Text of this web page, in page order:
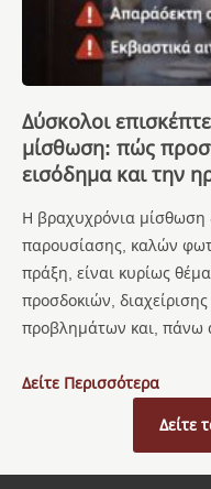
Δύσκολοι
μίσθωση: πώς
εισόδημα και την
Η βραχυχρόνια μίσθωση
παρουσίασης, καλών
πράξη, είναι κυρίως
προσδοκιών,
προβλημάτων και, πάνω
Δείτε Περισσότερα
Δείτε